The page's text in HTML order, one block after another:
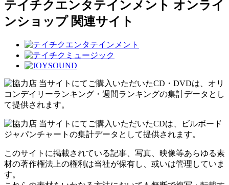
テイチクエンタテインメント オンライ
ンショップ 関連サイト
当サイトにてご購入いただいたCD・DVDは、オリ
コンデイリーランキング・週間ランキングの集計データとし
て提供されます。
当サイトにてご購入いただいたCDは、ビルボード
ジャパンチャートの集計データとして提供されます。
このサイトに掲載されている記事、写真、映像等あらゆる素
材の著作権法上の権利は当社が保有し、或いは管理していま
す。